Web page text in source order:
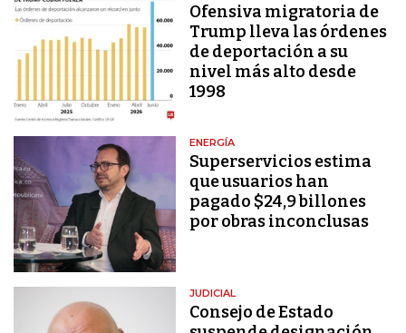
Ofensiva migratoria de
Trump lleva las órdenes
de deportación a su
nivel más alto desde
1998
ENERGÍA
Superservicios estima
que usuarios han
pagado $24,9 billones
por obras inconclusas
JUDICIAL
Consejo de Estado